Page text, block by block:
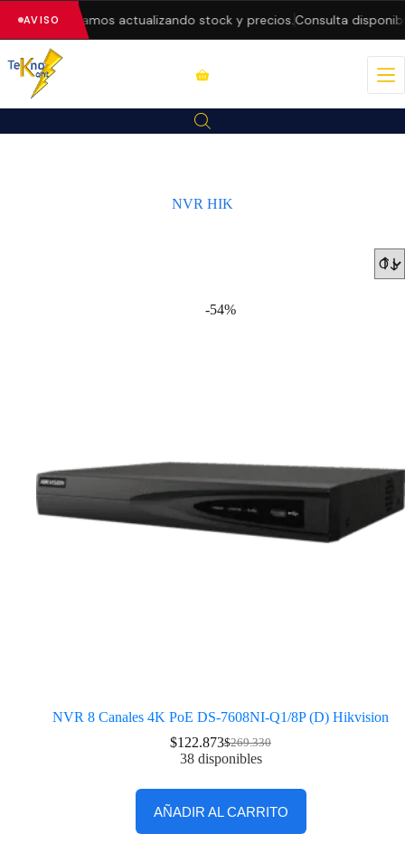
AVISO
— estamos actualizando stock y precios.Consulta disponibilidad
NVR HIK
-54%
NVR 8 Canales 4K PoE DS-7608NI-Q1/8P (D) Hikvision
$269.330
$122.873
38 disponibles
AÑADIR AL CARRITO